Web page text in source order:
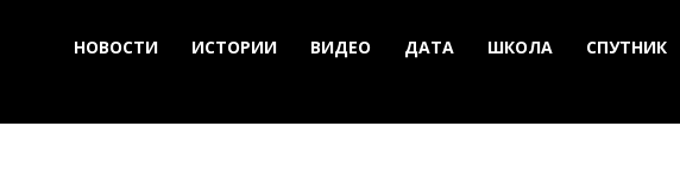
НОВОСТИ ИСТОРИИ ВИДЕО ДАТА ШКОЛА СПУТНИК